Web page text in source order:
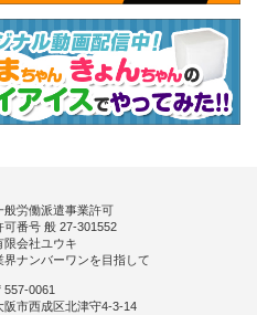
般労働派遣事業許可
可番号 般 27-301552
限会社ユウキ
界ナンバーワンを目指して
557-0061
阪市西成区北津守4-3-14